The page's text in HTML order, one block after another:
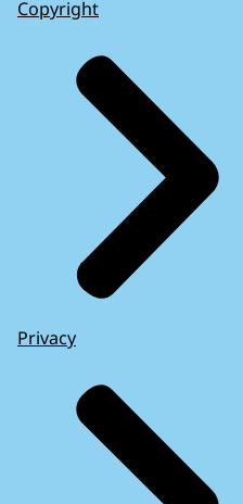
Copyright
Privacy